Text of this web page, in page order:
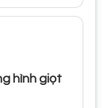
hình giọt